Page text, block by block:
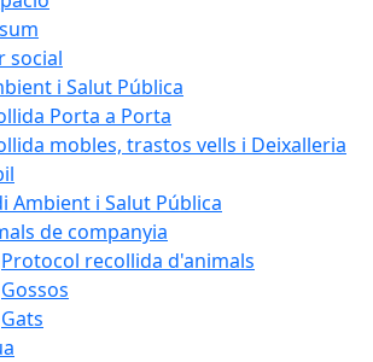
social
i Salut Pública
Porta a Porta
mobles, trastos vells i Deixalleria
Ambient i Salut Pública
de companyia
Protocol recollida d'animals
Gossos
Gats